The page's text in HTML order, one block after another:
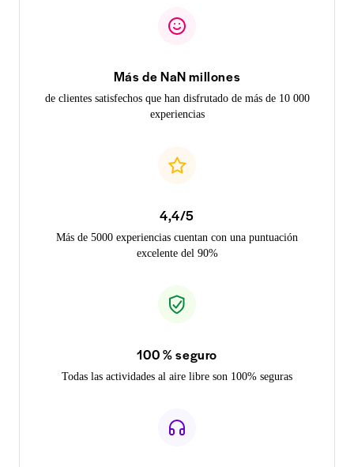
Más de NaN millones
de clientes satisfechos que han disfrutado de más de 10 000
experiencias
4,4/5
Más de 5000 experiencias cuentan con una puntuación
excelente del 90%
100 % seguro
Todas las actividades al aire libre son 100% seguras